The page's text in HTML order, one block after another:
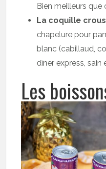
Bien meilleurs
La coquille
chapelure pour
blanc (cabillaud,
dîner express, sain
Les